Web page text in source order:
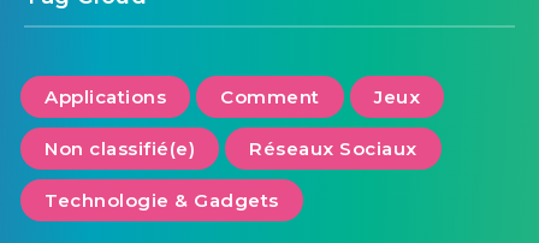
Applications Comment Jeux
Non classifié(e) Réseaux Sociaux
Technologie & Gadgets